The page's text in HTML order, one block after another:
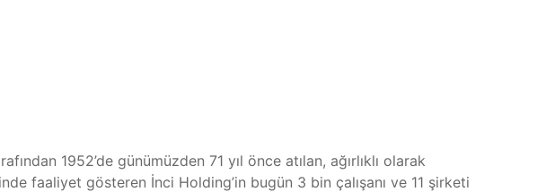
1952’de günümüzden 71 yıl önce atılan, ağırlıklı olarak
faaliyet gösteren İnci Holding’in bugün 3 bin çalışanı ve 11 şirketi